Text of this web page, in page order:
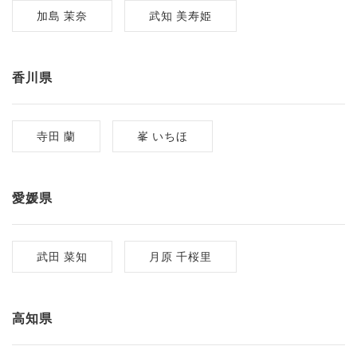
加島 茉奈 武知 美寿姫
香川県
寺田 蘭 峯 いちほ
愛媛県
武田 菜知 月原 千桜里
高知県